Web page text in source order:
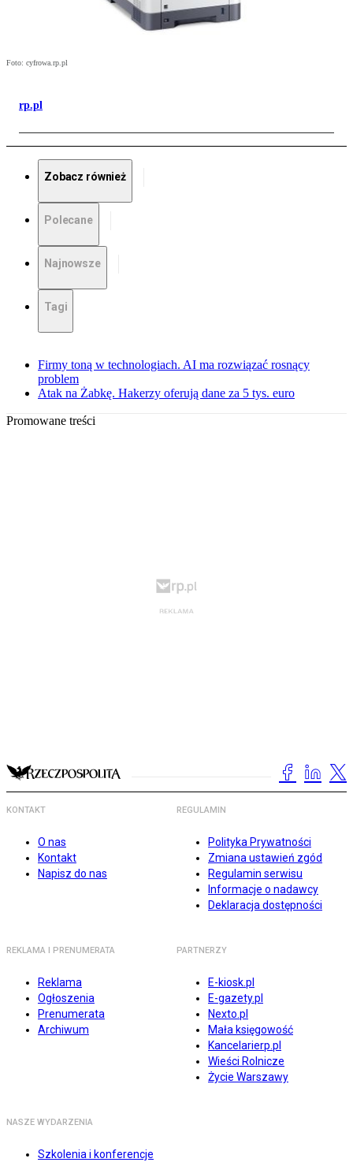
Foto: cyfrowa.rp.pl
rp.pl
Zobacz również
Polecane
Najnowsze
Tagi
Firmy toną w technologiach. AI ma rozwiązać rosnący
problem
Atak na Żabkę. Hakerzy oferują dane za 5 tys. euro
Promowane treści
KONTAKT
O nas
Kontakt
Napisz do nas
REGULAMIN
Polityka Prywatności
Zmiana ustawień zgód
Regulamin serwisu
Informacje o nadawcy
Deklaracja dostępności
REKLAMA I PRENUMERATA
Reklama
Ogłoszenia
Prenumerata
Archiwum
PARTNERZY
E-kiosk.pl
E-gazety.pl
Nexto.pl
Mała księgowość
Kancelarierp.pl
Wieści Rolnicze
Życie Warszawy
NASZE WYDARZENIA
Szkolenia i konferencje